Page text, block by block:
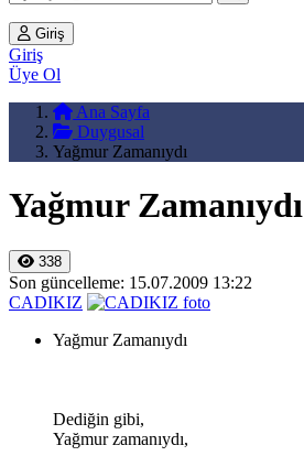
Giriş
Giriş
Üye Ol
Ana Sayfa
Duygusal
Yağmur Zamanıydı
Yağmur Zamanıydı
338
Son güncelleme: 15.07.2009 13:22
CADIKIZ
Yağmur Zamanıydı
Dediğin gibi,
Yağmur zamanıydı,